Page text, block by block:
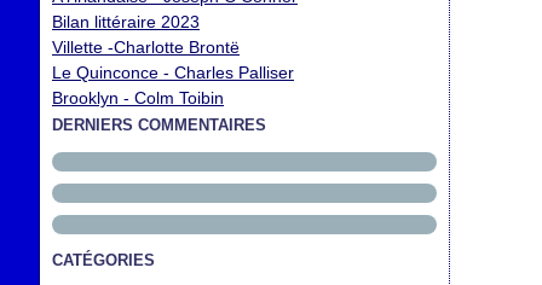
Bilan littéraire 2023
Villette -Charlotte Brontë
Le Quinconce - Charles Palliser
Brooklyn - Colm Toibin
DERNIERS COMMENTAIRES
CATÉGORIES